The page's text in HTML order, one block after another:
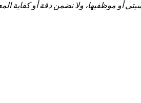
موظفيها، ولا نضمن دقة أو كفاية